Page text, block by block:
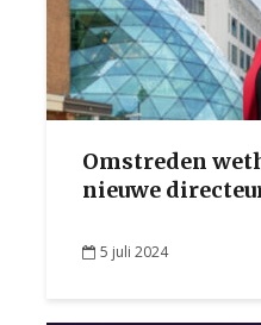
Omstreden
nieuwe
5 juli 2024